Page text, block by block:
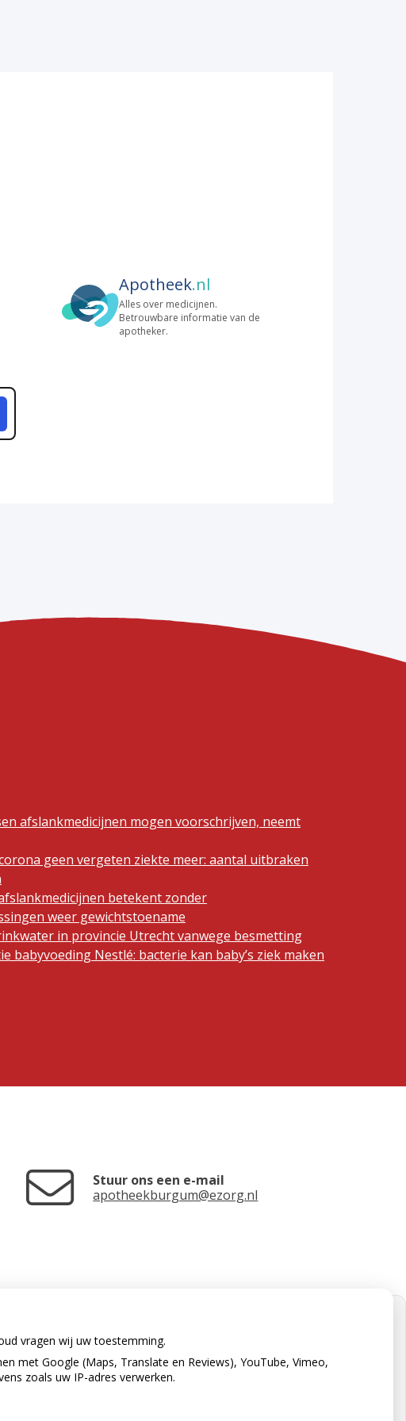
Apotheek.nl
Alles over medicijnen.
Betrouwbare informatie van de
apotheker.
afslankmedicijnen mogen voorschrijven, neemt
geen vergeten ziekte meer: aantal uitbraken
betekent zonder
weer gewichtstoename
in provincie Utrecht vanwege besmetting
babyvoeding Nestlé: bacterie kan baby’s ziek maken
Stuur ons een e-mail
apotheekburgum@ezorg.nl
vragen wij uw toestemming.
met Google (Maps, Translate en Reviews), YouTube, Vimeo,
zoals uw IP-adres verwerken.